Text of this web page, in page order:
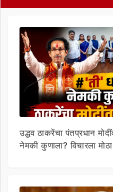
उद्धव ठाकरेंचा पंतप्रधान
नेमकी कुणाला? विचारला